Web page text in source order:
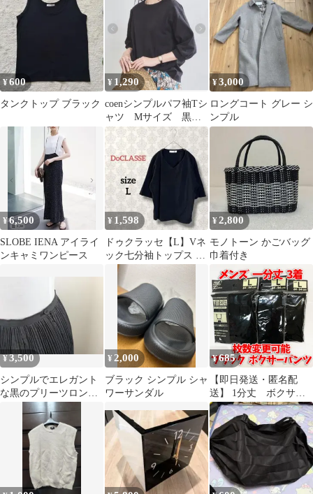
ーマル
¥600
タンクトップ ブラック
¥ 1,290
coenシンプルパフ袖Tシ
ャツ Mサイズ 黒
ブラック
¥3,000
ロングコート グレー シ
ンプル
¥6,500
SLOBE IENA アイライ
ンキャミワンピース
¥ 1,598
ドゥクラッセ【L】Vネ
ック七分袖トップス シ
ンプル ストレッチ カジ
ュアル 無地
¥2,800
モノトーン かごバッグ
巾着付き
¥3,500
シンプルでエレガント
な黒のプリーツロング
スカート。
¥ 2,000
ブラック シンプル シャ
ワーサンダル
¥685
【即日発送・匿名配
送】 1分丈 ボクサー
パンツ メンズ Lサ
イズ 下着 ブラッ
ク 冠婚葬祭 シンプ
ル 無地 3着セット